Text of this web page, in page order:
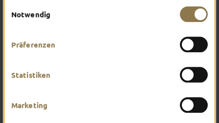
Notwendig
Präferenzen
Statistiken
Marketing